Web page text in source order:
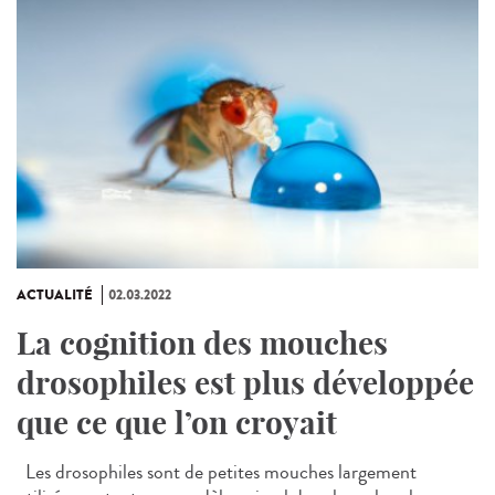
ACTUALITÉ 02.03.2022
La cognition des mouches
drosophiles est plus développée
que ce que l’on croyait
Les drosophiles sont de petites mouches largement